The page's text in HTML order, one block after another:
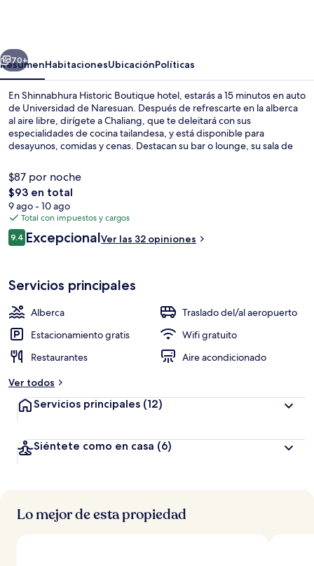
Siguiente
70+
ResumenHabitacionesUbicaciónPolíticas
En Shinnabhura Historic Boutique hotel, estarás a 15 minutos en auto
de Universidad de Naresuan. Después de refrescarte en la alberca
al aire libre, dirígete a Chaliang, que te deleitará con sus
especialidades de cocina tailandesa, y está disponible para
desayunos, comidas y cenas. Destacan su bar o lounge, su sala de
$87 por noche
El
precio
total
es
de
$93 en total
9 ago - 10 ago
Total con impuestos y cargos
Opiniones
9.49.4 de 10,
ExcepcionalVer las 32 opiniones
Servicios principales
Alberca
Traslado del/al aeropuerto
Estacionamiento gratis
Wifi gratuito
Restaurantes
Aire acondicionado
Ver todos
Servicios principales (12)
Siéntete como en casa (6)
Lo mejor de esta propiedad